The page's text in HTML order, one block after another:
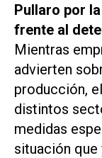
Pullaro por
frente al
Mientras
advierten
producción,
distintos
medidas
situación que